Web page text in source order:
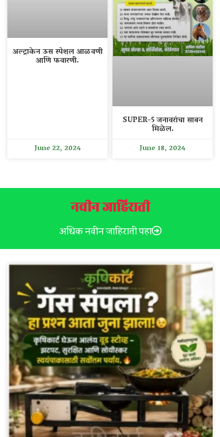
अल्ट्राकेन ऊस स्पेशल आळवणी
आणि फवारणी.
June 22, 2024
SUPER-5 जनावरांचा साबन
मिळेल.
June 18, 2024
नवीन जाहिराती
अधिक नवीन जाहिराती पहा